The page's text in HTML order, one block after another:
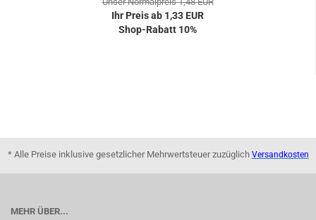
Ihr Preis ab 1,33 EUR
Shop-Rabatt 10%
* Alle Preise inklusive gesetzlicher Mehrwertsteuer zuzüglich Versandkosten
MEHR ÜBER...